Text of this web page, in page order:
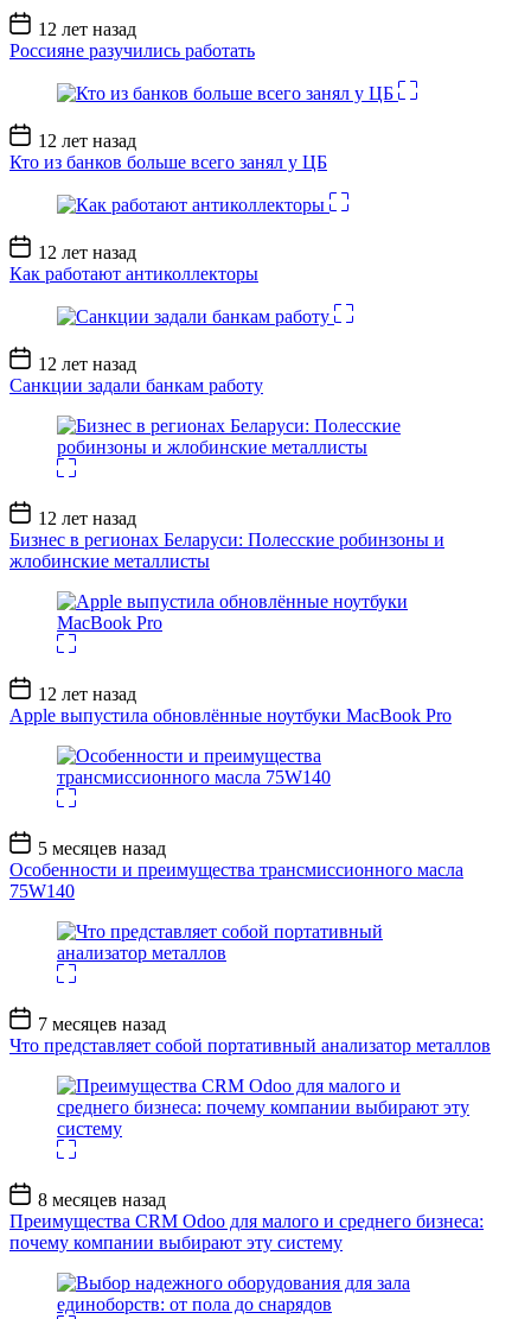
Дата
записи
12 лет назад
Россияне разучились работать
Дата
записи
12 лет назад
Кто из банков больше всего занял у ЦБ
Дата
записи
12 лет назад
Как работают антиколлекторы
Дата
записи
12 лет назад
Санкции задали банкам работу
Дата
записи
12 лет назад
Бизнес в регионах Беларуси: Полесские робинзоны и
жлобинские металлисты
Дата
записи
12 лет назад
Apple выпустила обновлённые ноутбуки MacBook Pro
Дата
записи
5 месяцев назад
Особенности и преимущества трансмиссионного масла
75W140
Дата
записи
7 месяцев назад
Что представляет собой портативный анализатор металлов
Дата
записи
8 месяцев назад
Преимущества CRM Odoo для малого и среднего бизнеса:
почему компании выбирают эту систему